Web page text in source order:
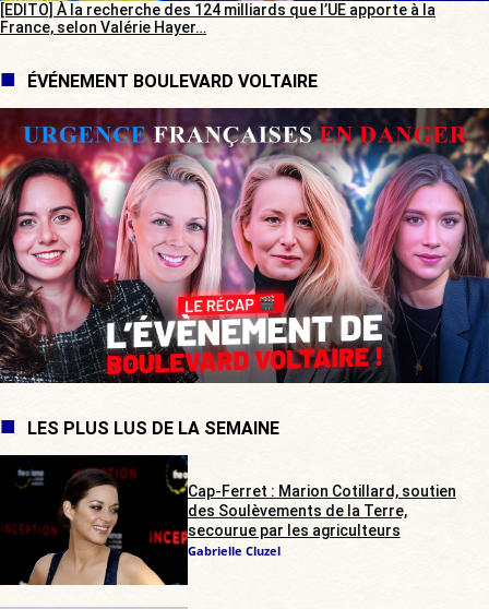
[EDITO] À la recherche des 124 milliards que l’UE apporte à la
France, selon Valérie Hayer…
ÉVÉNEMENT BOULEVARD VOLTAIRE
LES PLUS LUS DE LA SEMAINE
Cap-Ferret : Marion Cotillard, soutien
des Soulèvements de la Terre,
secourue par les agriculteurs
Gabrielle Cluzel